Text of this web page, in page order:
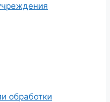
обработки